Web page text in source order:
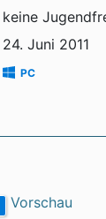
keine
24. Juni 2011
PC
Vorschau